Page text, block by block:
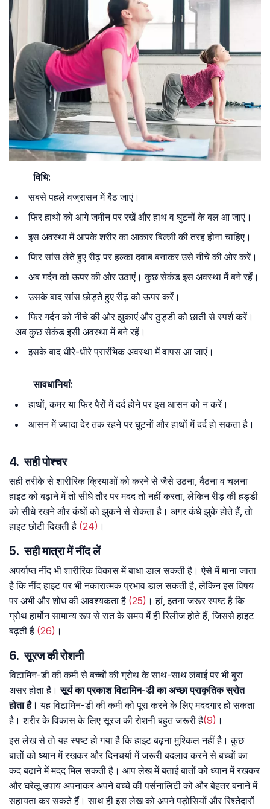
विधि:
सबसे पहले वज्रासन में बैठ जाएं।
फिर हाथों को आगे जमीन पर रखें और हाथ व घुटनों के बल आ जाएं।
इस अवस्था में आपके शरीर का आकार बिल्ली की तरह होना चाहिए।
फिर सांस लेते हुए रीढ़ पर हल्का दवाब बनाकर उसे नीचे की ओर करें।
अब गर्दन को ऊपर की ओर उठाएं। कुछ सेकंड इस अवस्था में बने रहें।
उसके बाद सांस छोड़ते हुए रीढ़ को ऊपर करें।
फिर गर्दन को नीचे की ओर झुकाएं और ठुड्डी को छाती से स्पर्श करें।
अब कुछ सेकंड इसी अवस्था में बने रहें।
इसके बाद धीरे-धीरे प्रारंभिक अवस्था में वापस आ जाएं।
सावधानियां:
हाथों, कमर या फिर पैरों में दर्द होने पर इस आसन को न करें।
आसन में ज्यादा देर तक रहने पर घुटनों और हाथों में दर्द हो सकता है।
4. सही पोश्चर
सही तरीके से शारीरिक क्रियाओं को करने से जैसे उठना, बैठना व चलना
हाइट को बढ़ाने में तो सीधे तौर पर मदद तो नहीं करता, लेकिन रीड़ की हड्डी
को सीधे रखने और कंधों को झुकने से रोकता है। अगर कंधे झुके होते हैं, तो
हाइट छोटी दिखती है (24) ।
5. सही मात्रा में नींद लें
अपर्याप्त नींद भी शारीरिक विकास में बाधा डाल सकती है। ऐसे में माना जाता
है कि नींद हाइट पर भी नकारात्मक प्रभाव डाल सकती है, लेकिन इस विषय
पर अभी और शोध की आवश्यकता है (25) । हां, इतना जरूर स्पष्ट है कि
ग्रोथ हार्मोन सामान्य रूप से रात के समय में ही रिलीज होते हैं, जिससे हाइट
बढ़ती है (26) ।
6. सूरज की रोशनी
विटामिन-डी की कमी से बच्चों की ग्रोथ के साथ-साथ लंबाई पर भी बुरा
असर होता है।सूर्य का प्रकाश विटामिन-डी का अच्छा प्राकृतिक स्रोत
होता है। यह विटामिन-डी की कमी को पूरा करने के लिए मददगार हो सकता
है। शरीर के विकास के लिए सूरज की रोशनी बहुत जरूरी है(9) ।
इस लेख से तो यह स्पष्ट हो गया है कि हाइट बढ़ना मुश्किल नहीं है। कुछ
बातों को ध्यान में रखकर और दिनचर्या में जरूरी बदलाव करने से बच्चों का
कद बढ़ाने में मदद मिल सकती है। आप लेख में बताई बातों को ध्यान में रखकर
और घरेलू उपाय अपनाकर अपने बच्चे की पर्सनालिटी को और बेहतर बनाने में
सहायता कर सकते हैं। साथ ही इस लेख को अपने पड़ोसियों और रिश्तेदारों